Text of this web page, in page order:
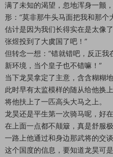
满了未知的渴望，忽地浑身一颤
形：“莫非那牛头马面把我和那个
估计是因为我们长得实在是太像
张煜投到了大虞国了吧！”
但转念一想：“错就错吧，反正
新环境，当个皇子也不错嘛！”
当下龙昊拿定了主意，含含糊糊
此时早有太监模样的随从给他换
将他扶上了一匹高头大马之上。
龙昊还是平生第一次骑马呢，好
在上面一点都不颠簸，真是舒服极
一路上他通过和身边那武将的交
这个国度的信息，要知道龙昊可